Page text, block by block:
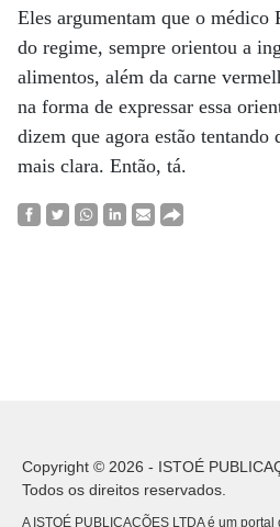
Eles argumentam que o
do regime, sempre orientou a
alimentos, além da carne
na forma de expressar essa
dizem que agora estão tentando
mais clara. Então, tá.
Copyright © 2026 - ISTOÉ
Todos os direitos reservados.
A ISTOÉ PUBLICAÇÕES LTDA é um